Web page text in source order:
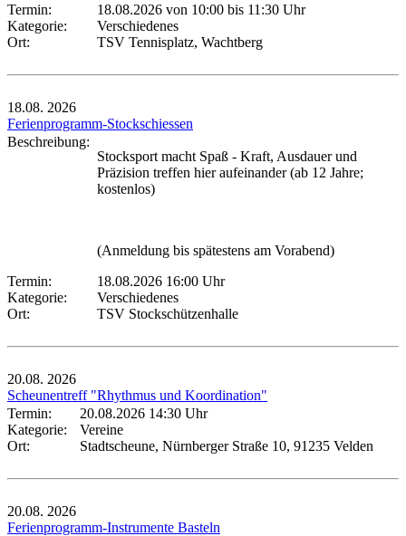
Termin:
18.08.2026 von 10:00 bis 11:30 Uhr
Kategorie:
Verschiedenes
Ort:
TSV Tennisplatz, Wachtberg
18.08. 2026
Ferienprogramm-Stockschiessen
Beschreibung:
Stocksport macht Spaß - Kraft, Ausdauer und
Präzision treffen hier aufeinander (ab 12 Jahre;
kostenlos)
(Anmeldung bis spätestens am Vorabend)
Termin:
18.08.2026 16:00 Uhr
Kategorie:
Verschiedenes
Ort:
TSV Stockschützenhalle
20.08. 2026
Scheunentreff "Rhythmus und Koordination"
Termin:
20.08.2026 14:30 Uhr
Kategorie:
Vereine
Ort:
Stadtscheune, Nürnberger Straße 10, 91235 Velden
20.08. 2026
Ferienprogramm-Instrumente Basteln